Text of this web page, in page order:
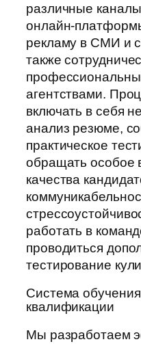
различные
онлайн-
рекламу в СМИ и
также
агентствами.
включать в себя
анализ резюме,
практическое
обращать особое
качества
работать в
проводиться
тестирование
Система
квалификации
Мы разработаем